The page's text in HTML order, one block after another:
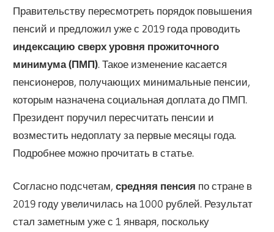
Правительству пересмотреть порядок повышения
пенсий и предложил уже с 2019 года проводить
индексацию сверх уровня прожиточного
минимума (ПМП). Такое изменение касается
пенсионеров, получающих минимальные пенсии,
которым назначена социальная доплата до ПМП.
Президент поручил пересчитать пенсии и
возместить недоплату за первые месяцы года.
Подробнее можно прочитать в статье.
Согласно подсчетам,средняя пенсия по стране в
2019 году увеличилась на 1000 рублей. Результат
стал заметным уже с 1 января, поскольку